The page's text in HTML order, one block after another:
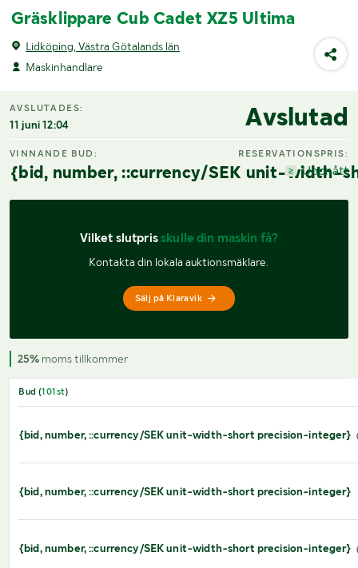
Gräsklippare Cub Cadet XZ5 Ultima
Lidköping, Västra Götalands län
Maskinhandlare
AVSLUTADES:
11 juni 12:04 Avslutad
VINNANDE BUD:
{bid, number, ::currency/SEK unit-width-
RESERVATIONSPRIS:
Uppnått
Vilket slutpris skulle din maskin få?
Kontakta din lokala auktionsmäklare.
Sälj på Klaravik
25% moms tillkommer
Bud (101st)
{bid, number, ::currency/SEK unit-width-short precision-integer}
{bid, number, ::currency/SEK unit-width-short precision-integer}
{bid, number, ::currency/SEK unit-width-short precision-integer}